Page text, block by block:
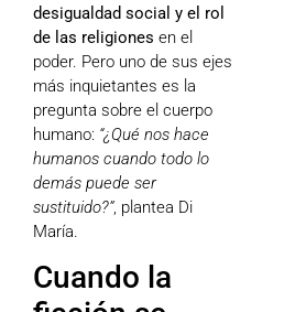
desigualdad social y el rol
de las religiones en el
poder. Pero uno de sus ejes
más inquietantes es la
pregunta sobre el cuerpo
humano: “¿Qué nos hace
humanos cuando todo lo
demás puede ser
sustituido?”, plantea Di
María.
Cuando la